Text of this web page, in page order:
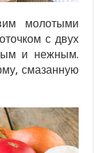
молотыми
с двух
и нежным.
смазанную